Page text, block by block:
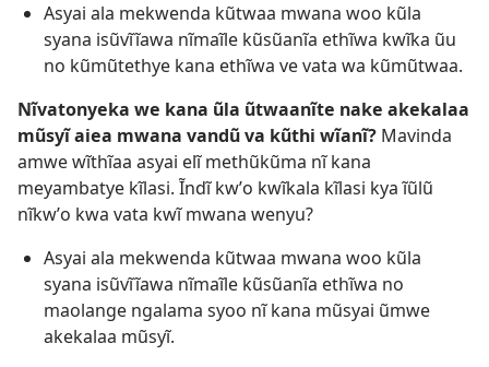
Asyai ala mekwenda kũtwaa mwana woo kũla
syana isũvĩĩawa nĩmaĩle kũsũanĩa ethĩwa kwĩka ũu
no kũmũtethye kana ethĩwa ve vata wa kũmũtwaa.
Nĩvatonyeka we kana ũla ũtwaanĩte nake akekalaa
mũsyĩ aiea mwana vandũ va kũthi wĩanĩ? Mavinda
amwe wĩthĩaa asyai elĩ methũkũma nĩ kana
meyambatye kĩlasi. Ĩndĩ kwʼo kwĩkala kĩlasi kya ĩũlũ
nĩkwʼo kwa vata kwĩ mwana wenyu?
Asyai ala mekwenda kũtwaa mwana woo kũla
syana isũvĩĩawa nĩmaĩle kũsũanĩa ethĩwa no
maolange ngalama syoo nĩ kana mũsyai ũmwe
akekalaa mũsyĩ.